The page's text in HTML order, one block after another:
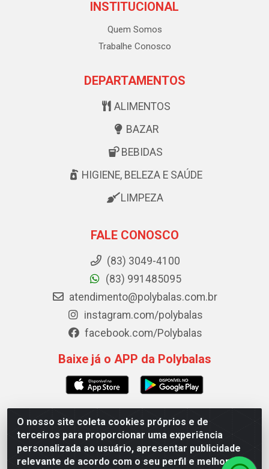
O nosso site coleta cookies próprios e de
terceiros para proporcionar uma experiência
personalizada ao usuário, apresentar publicidade
relevante de acordo com o seu perfil e melhorar a
INSTITUCIONAL
Quem Somos
Trabalhe Conosco
DEPARTAMENTOS
ALIMENTOS
BAZAR
BEBIDAS
HIGIENE, BELEZA E SAÚDE
LIMPEZA
FALE CONOSCO
(83) 3049-4100
(83) 991485095
atendimento@polybalas.com.br
instagram.com/polybalas
facebook.com/Polybalas
Baixe já o APP da Polybalas
Polybalas - Rua João Miguel de Souza, 173 Galpão B -
Ernesto Geisel, João Pessoa/PB - CEP 58.075-075 - CNPJ
00.909.327/0002-61